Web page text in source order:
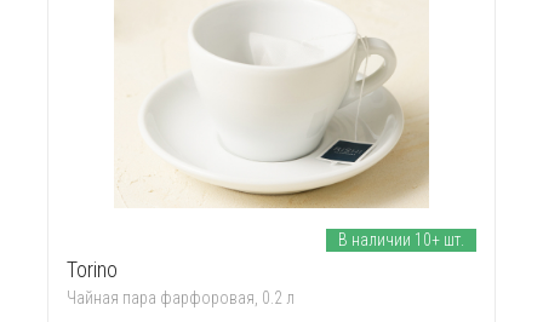
Torino
Чайная пара фарфоровая, 0.2 л
В наличии 10+ шт.